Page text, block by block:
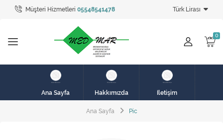
Müşteri Hizmetleri 05548541478 Türk Lirası
Tüm Kategoriler
hasta karyolası
HASTA KARYOLASI
Ana Sayfa Hakkımızda İletişim
Ana Sayfa Pic